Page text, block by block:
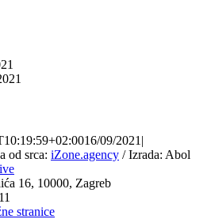
16/09/2021 |
od srca: iZone.agency / Izrada: Abol
16, 10000, Zagreb
stranice